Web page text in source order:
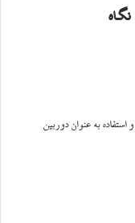
به عنوان دوربین